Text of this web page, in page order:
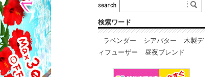
検索ワード
ラベンダー シアバター
木製デ
ィフューザー
昼夜ブレンド